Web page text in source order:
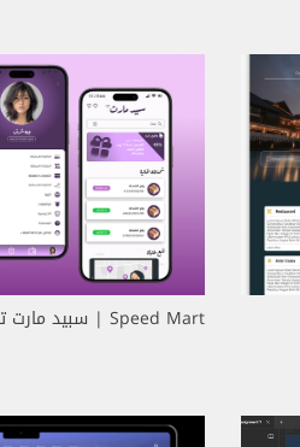
Speed Mart | سبيد مارت تطبيق توصيل طلبات